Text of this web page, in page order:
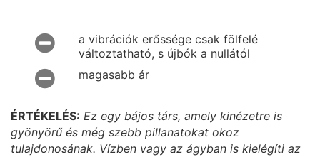
a vibrációk erőssége csak fölfelé
változtatható, s újbók a nullától
magasabb ár
ÉRTÉKELÉS: Ez egy bájos társ, amely kinézetre is
gyönyörű és még szebb pillanatokat okoz
tulajdonosának. Vízben vagy az ágyban is kielégíti az